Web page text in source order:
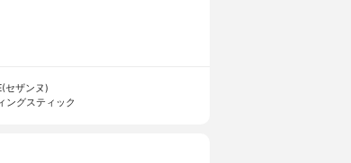
セザンヌ)
ングスティック